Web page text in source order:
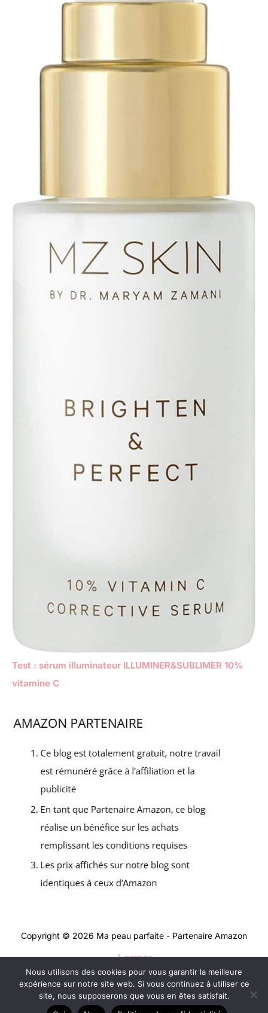
Test : sérum illuminateur ILLUMINER&SUBLIMER 10%
vitamine C
Copyright © 2026 Ma peau parfaite - Partenaire Amazon
A propos
Contact
Mentions légales
Politique de confidentialité
Nous utilisons des cookies pour vous garantir la meilleure
expérience sur notre site web. Si vous continuez à utiliser ce
site, nous supposerons que vous en êtes satisfait.